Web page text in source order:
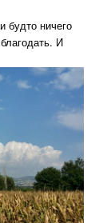
будто ничего
И